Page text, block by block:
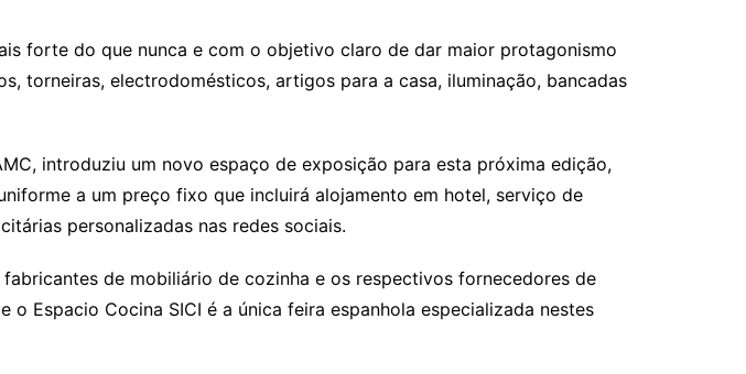
forte do que nunca e com o objetivo claro de dar maior protagonismo
torneiras, electrodomésticos, artigos para a casa, iluminação, bancadas
introduziu um novo espaço de exposição para esta próxima edição,
a um preço fixo que incluirá alojamento em hotel, serviço de
personalizadas nas redes sociais.
de mobiliário de cozinha e os respectivos fornecedores de
Espacio Cocina SICI é a única feira espanhola especializada nestes